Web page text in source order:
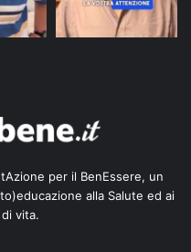
per il BenEssere, un
alla Salute ed ai
vita.